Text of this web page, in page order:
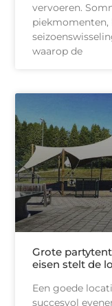
vervoeren.
piekmomenten,
waarop de
Grote
eisen stelt de
Een goede
succesvol